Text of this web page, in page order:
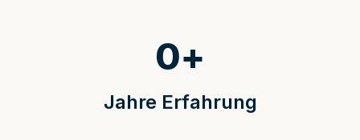
Jahre Erfahrung
0+